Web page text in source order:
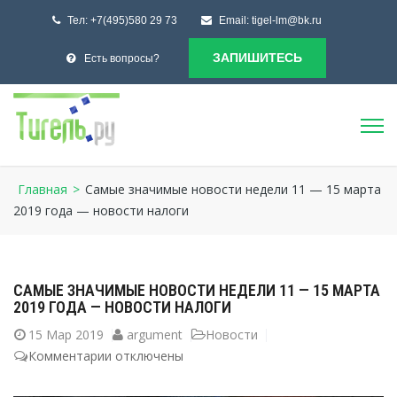
Тел: +7(495)580 29 73 Email: tigel-lm@bk.ru
Есть вопросы? ЗАПИШИТЕСЬ
Главная > Самые значимые новости недели 11 — 15 марта
2019 года — новости налоги
САМЫЕ ЗНАЧИМЫЕ НОВОСТИ НЕДЕЛИ 11 — 15 МАРТА
2019 ГОДА — НОВОСТИ НАЛОГИ
15 Мар 2019 argument
Новости
Комментарии котключены